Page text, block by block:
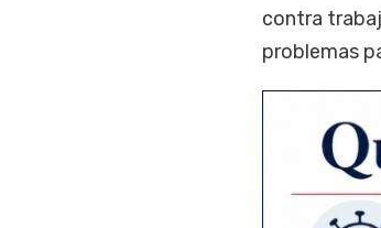
contra
problemas